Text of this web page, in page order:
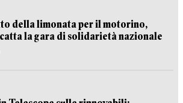
della limonata per il motorino,
la gara di solidarietà nazionale